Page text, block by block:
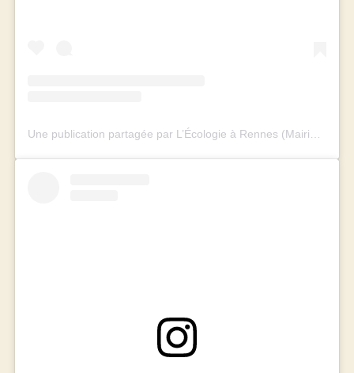
Une publication partagée par L’Écologie à Rennes (Mairie et Métropole) (@rennes_ecologie)